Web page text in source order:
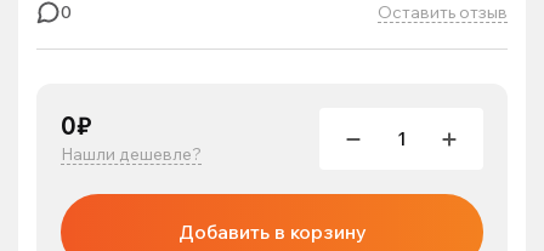
0 Оставить отзыв
0₽
Нашли дешевле?
Добавить в корзину